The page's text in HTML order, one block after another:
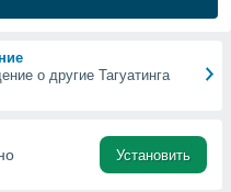
о другие Тагуатинга
Установить